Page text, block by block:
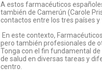
A estos farmacéuticos
también de Camerún (Carole
contactos entre los tres países
En este contexto,
pero también profesionales de
Tonga con el fin fundamental
de salud en diversas tareas y
centro.